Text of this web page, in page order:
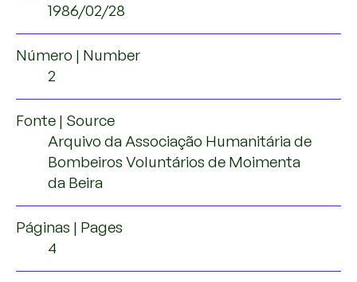
1986/02/28
Número | Number
2
Fonte | Source
Arquivo da Associação Humanitária de
Bombeiros Voluntários de Moimenta
da Beira
Páginas | Pages
4